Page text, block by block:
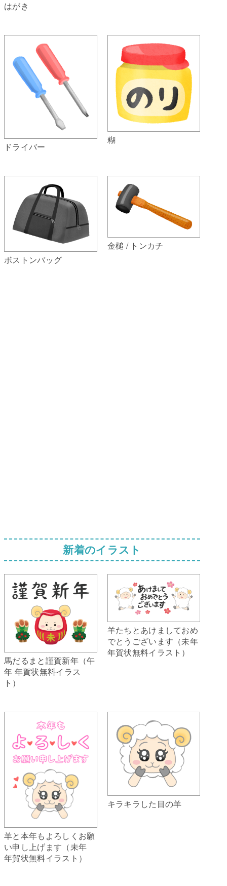
はがき
ドライバー
糊
ボストンバッグ
金槌 / トンカチ
新着のイラスト
馬だるまと謹賀新年（午
年 年賀状無料イラス
ト）
羊たちとあけましておめ
でとうございます（未年
年賀状無料イラスト）
羊と本年もよろしくお願
い申し上げます（未年
年賀状無料イラスト）
キラキラした目の羊